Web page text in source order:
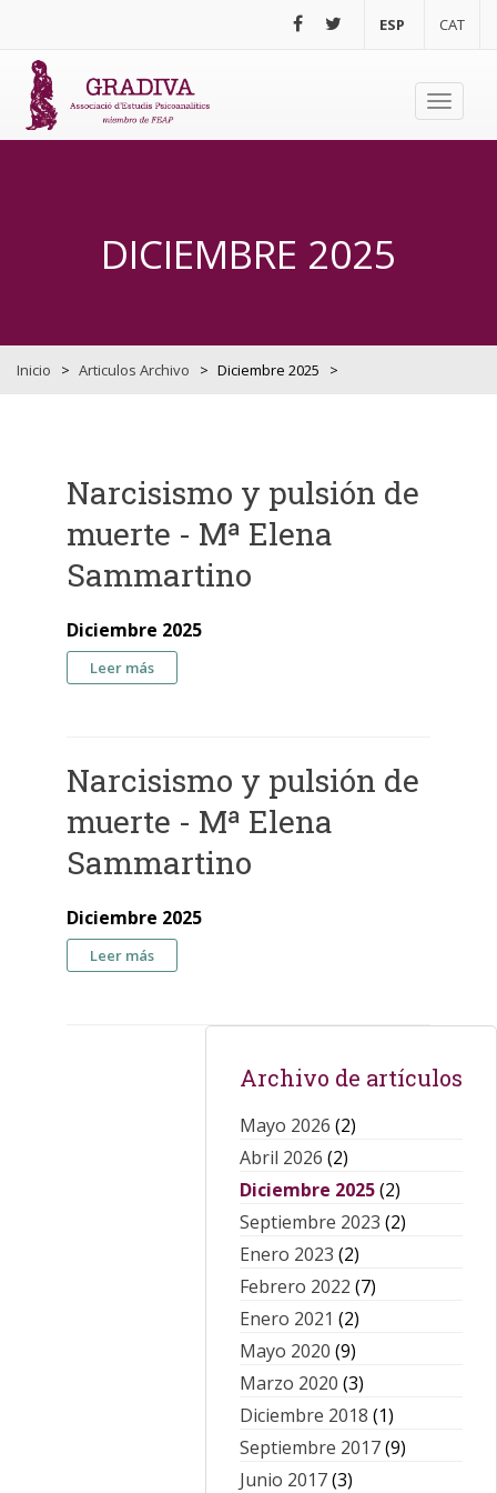
ESP CAT
Toggle
DICIEMBRE 2025
Inicio > Articulos Archivo > Diciembre 2025 >
Narcisismo y pulsión de
muerte - Mª Elena
Sammartino
Diciembre 2025
Leer más
Narcisismo y pulsión de
muerte - Mª Elena
Sammartino
Diciembre 2025
Leer más
Archivo de artículos
Mayo 2026 (2)
Abril 2026 (2)
Diciembre 2025(2)
Septiembre 2023 (2)
Enero 2023 (2)
Febrero 2022 (7)
Enero 2021 (2)
Mayo 2020 (9)
Marzo 2020 (3)
Diciembre 2018 (1)
Septiembre 2017(9)
Junio 2017(3)